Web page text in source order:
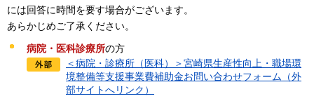
には回答に時間を要す場合がございます。
あらかじめご了承ください。
病院・医科診療所の方
＜病院・診療所（医科）＞宮崎県生産性向上・職場環
境整備等支援事業費補助金お問い合わせフォーム（外
部サイトへリンク）